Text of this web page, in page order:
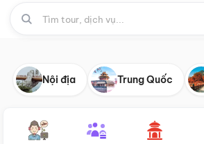
Nội địa Trung Quốc